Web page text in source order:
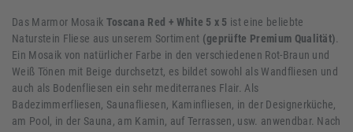
Das Marmor Mosaik Toscana Red + White 5 x 5 ist eine beliebte
Naturstein Fliese aus unserem Sortiment (geprüfte Premium Qualität)
Ein Mosaik von natürlicher Farbe in den verschiedenen Rot-Braun und
Weiß Tönen mit Beige durchsetzt, es bildet sowohl als Wandfliesen und
auch als Bodenfliesen ein sehr mediterranes Flair. Als
Badezimmerfliesen, Saunafliesen, Kaminfliesen, in der Designerküche,
am Pool, in der Sauna, am Kamin, auf Terrassen, usw. anwendbar. Nach